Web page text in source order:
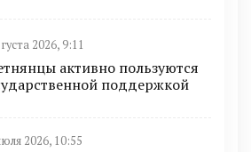
2026, 9:11
активно пользуются
поддержкой
2026, 10:55